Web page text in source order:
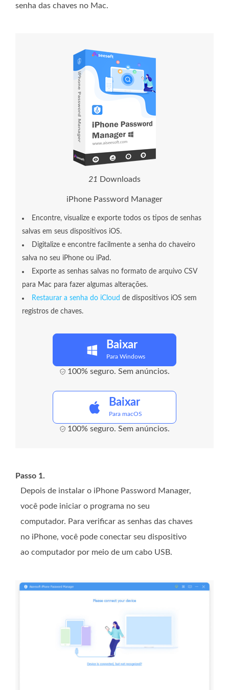
senha das chaves no Mac.
23 Downloads
iPhone Password Manager
Encontre, visualize e exporte todos os tipos de senhas
salvas em seus dispositivos iOS.
Digitalize e encontre facilmente a senha do chaveiro
salva no seu iPhone ou iPad.
Exporte as senhas salvas no formato de arquivo CSV
para Mac para fazer algumas alterações.
Restaurar a senha do iCloud de dispositivos iOS sem
registros de chaves.
Baixar
Para Windows
100% seguro. Sem anúncios.
Baixar
Para macOS
100% seguro. Sem anúncios.
Passo 1.
Depois de instalar o iPhone Password Manager,
você pode iniciar o programa no seu
computador. Para verificar as senhas das chaves
no iPhone, você pode conectar seu dispositivo
ao computador por meio de um cabo USB.